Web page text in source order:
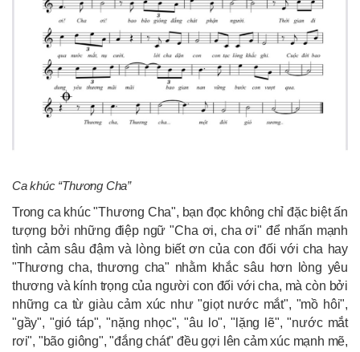
Ca khúc “Thương Cha”
Trong ca khúc "Thương Cha", bạn đọc không chỉ đặc biệt ấn
tượng bởi những điệp ngữ "Cha ơi, cha ơi" để nhấn mạnh
tình cảm sâu đậm và lòng biết ơn của con đối với cha hay
"Thương cha, thương cha" nhằm khắc sâu hơn lòng yêu
thương và kính trọng của người con đối với cha, mà còn bởi
những ca từ giàu cảm xúc như "giọt nước mắt", "mồ hôi",
"gầy", "gió táp", "nặng nhọc", "âu lo", "lặng lẽ", "nước mắt
rơi", "bão giông", "đắng chát" đều gợi lên cảm xúc mạnh mẽ,